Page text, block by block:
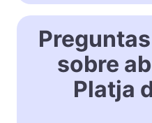
sobre
Platja